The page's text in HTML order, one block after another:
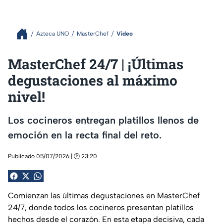
Azteca UNO MasterChef Video
MasterChef 24/7 | ¡Últimas
degustaciones al máximo
nivel!
Los cocineros entregan platillos llenos de
emoción en la recta final del reto.
Publicado 05/07/2026 | 🕑 23:20
Comienzan las últimas degustaciones en MasterChef
24/7, donde todos los cocineros presentan platillos
hechos desde el corazón. En esta etapa decisiva, cada